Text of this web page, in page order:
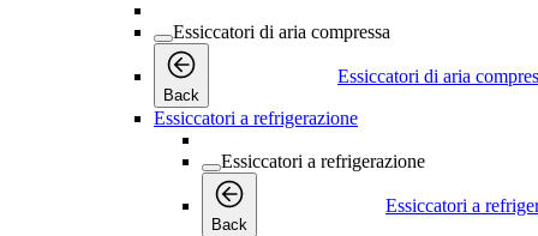
Essiccatori di aria compressa
Back
Essiccatori di aria
Essiccatori a refrigerazione
Essiccatori a refrigerazione
Back
Essiccatori a